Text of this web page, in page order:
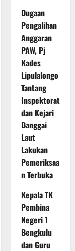
Dugaan
Pengalihan
Anggaran
PAW, Pj
Kades
Lipulalongo
Tantang
Inspektorat
dan Kejari
Banggai
Laut
Lakukan
Pemeriksaa
n Terbuka
Kepala TK
Pembina
Negeri 1
Bengkulu
dan Guru